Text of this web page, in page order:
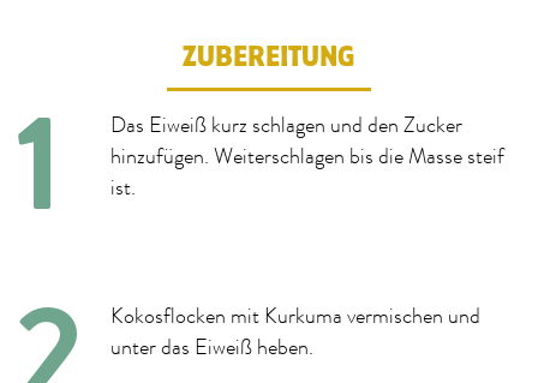
ZUBEREITUNG
Das Eiweiß kurz schlagen und den Zucker
hinzufügen. Weiterschlagen bis die Masse steif
ist.
Kokosflocken mit Kurkuma vermischen und
unter das Eiweiß heben.